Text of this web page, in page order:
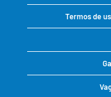
Termos de